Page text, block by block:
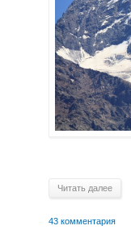
Читать далее
43 комментария